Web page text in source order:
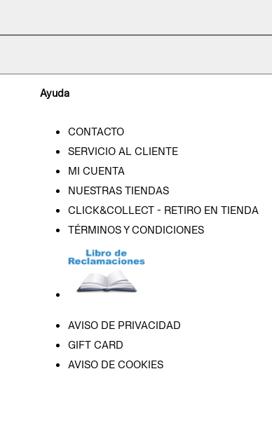
Ayuda
CONTACTO
SERVICIO AL CLIENTE
MI CUENTA
NUESTRAS TIENDAS
CLICK&COLLECT - RETIRO EN TIENDA
TÉRMINOS Y CONDICIONES
AVISO DE PRIVACIDAD
GIFT CARD
AVISO DE COOKIES